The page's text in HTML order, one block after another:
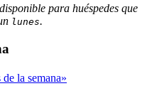
para huéspedes que
lunes.
la semana»